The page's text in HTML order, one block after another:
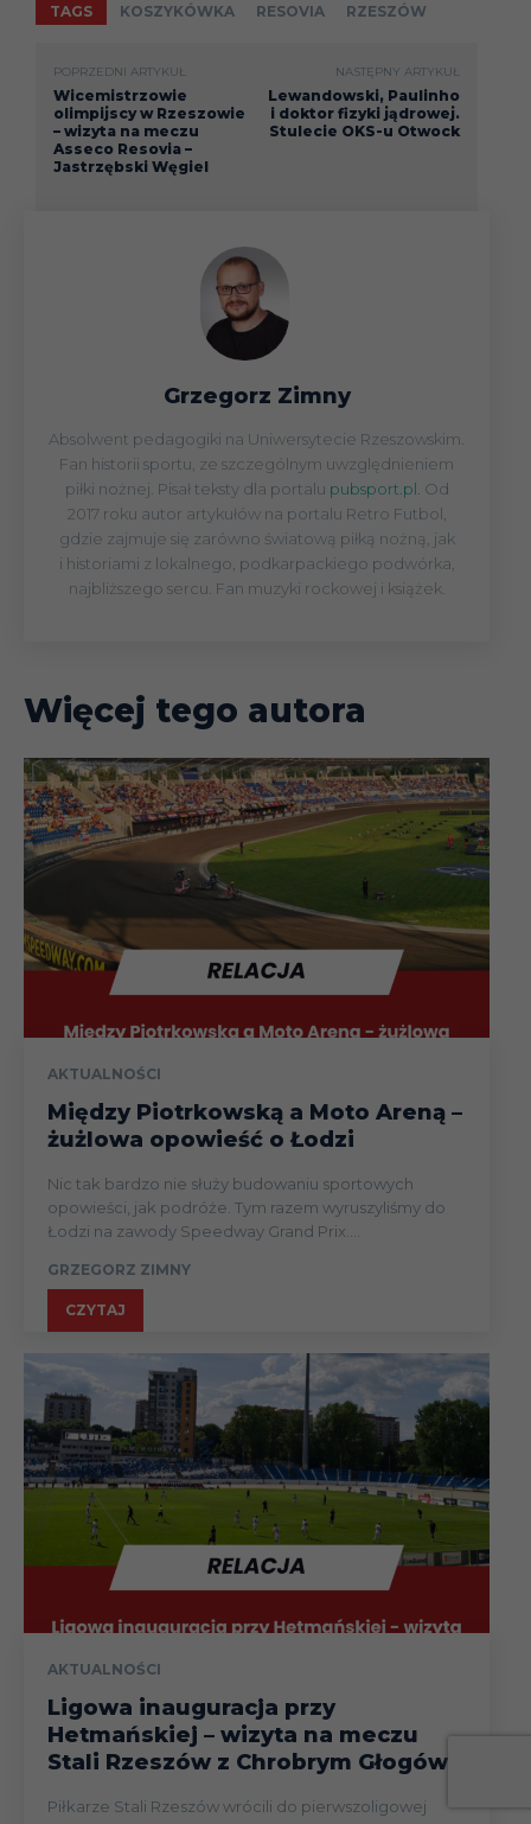
TAGS KOSZYKÓWKA RESOVIA RZESZÓW
POPRZEDNI ARTYKUŁ
Wicemistrzowie
olimpijscy w Rzeszowie
– wizyta na meczu
Asseco Resovia –
Jastrzębski Węgiel
NASTĘPNY ARTYKUŁ
Lewandowski, Paulinho
i doktor fizyki jądrowej.
Stulecie OKS-u Otwock
Grzegorz Zimny
Absolwent pedagogiki na Uniwersytecie Rzeszowskim.
Fan historii sportu, ze szczególnym uwzględnieniem
piłki nożnej. Pisał teksty dla portalu pubsport.pl. Od
2017 roku autor artykułów na portalu Retro Futbol,
gdzie zajmuje się zarówno światową piłką nożną, jak
i historiami z lokalnego, podkarpackiego podwórka,
najbliższego sercu. Fan muzyki rockowej i książek.
Więcej tego autora
AKTUALNOŚCI
Między Piotrkowską a Moto Areną –
żużlowa opowieść o Łodzi
Nic tak bardzo nie służy budowaniu sportowych
opowieści, jak podróże. Tym razem wyruszyliśmy do
Łodzi na zawody Speedway Grand Prix....
GRZEGORZ ZIMNY
CZYTAJ
AKTUALNOŚCI
Ligowa inauguracja przy
Hetmańskiej – wizyta na meczu
Stali Rzeszów z Chrobrym Głogów
Piłkarze Stali Rzeszów wrócili do pierwszoligowej